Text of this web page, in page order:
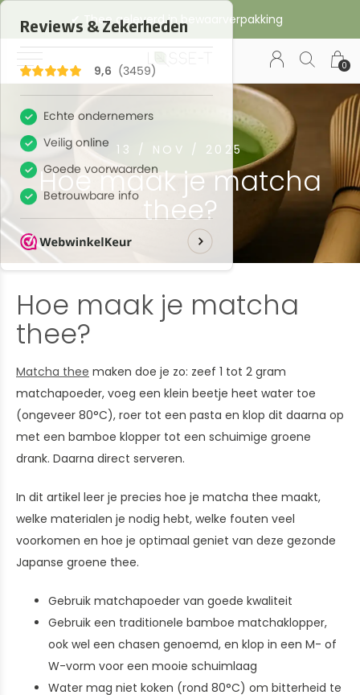
0
✔︎ Thee geleverd in bewaarverpakking
13 / NOV / 2025
Hoe maak je matcha
thee?
Hoe maak je matcha
thee?
Matcha thee maken doe je zo: zeef 1 tot 2 gram
matchapoeder, voeg een klein beetje heet water toe
(ongeveer 80°C), roer tot een pasta en klop dit daarna op
met een bamboe klopper tot een schuimige groene
drank. Daarna direct serveren.
In dit artikel leer je precies hoe je matcha thee maakt,
welke materialen je nodig hebt, welke fouten veel
voorkomen en hoe je optimaal geniet van deze gezonde
Japanse groene thee.
Gebruik matchapoeder van goede kwaliteit
Gebruik een traditionele bamboe matchaklopper,
ook wel een chasen genoemd, en klop in een M- of
W-vorm voor een mooie schuimlaag
Water mag niet koken (rond 80°C) om bitterheid te